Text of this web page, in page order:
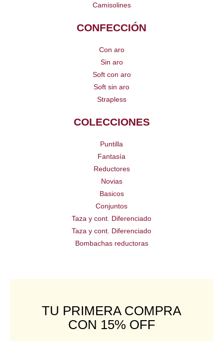
Camisolines
CONFECCIÓN
Con aro
Sin aro
Soft con aro
Soft sin aro
Strapless
COLECCIONES
Puntilla
Fantasía
Reductores
Novias
Basicos
Conjuntos
Taza y cont. Diferenciado
Taza y cont. Diferenciado
Bombachas reductoras
TU PRIMERA COMPRA
CON 15% OFF